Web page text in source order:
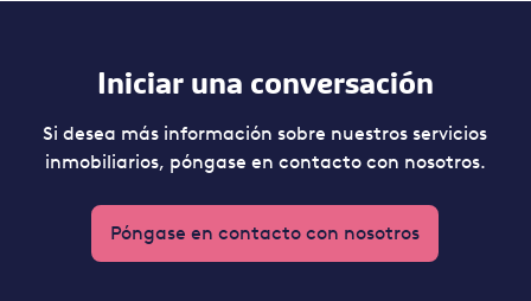
Iniciar una conversación
Si desea más información sobre nuestros servicios
inmobiliarios, póngase en contacto con nosotros.
Póngase en contacto con nosotros